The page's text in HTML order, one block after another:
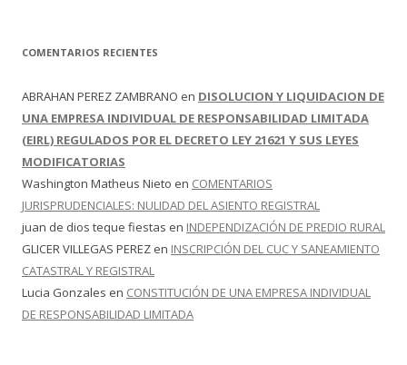
COMENTARIOS RECIENTES
ABRAHAN PEREZ ZAMBRANO en DISOLUCION Y LIQUIDACION DE
UNA EMPRESA INDIVIDUAL DE RESPONSABILIDAD LIMITADA
(EIRL) REGULADOS POR EL DECRETO LEY 21621 Y SUS LEYES
MODIFICATORIAS
Washington Matheus Nieto en COMENTARIOS
JURISPRUDENCIALES: NULIDAD DEL ASIENTO REGISTRAL
juan de dios teque fiestas en INDEPENDIZACIÓN DE PREDIO RURAL
GLICER VILLEGAS PEREZ en INSCRIPCIÓN DEL CUC Y SANEAMIENTO
CATASTRAL Y REGISTRAL
Lucia Gonzales en CONSTITUCIÓN DE UNA EMPRESA INDIVIDUAL
DE RESPONSABILIDAD LIMITADA